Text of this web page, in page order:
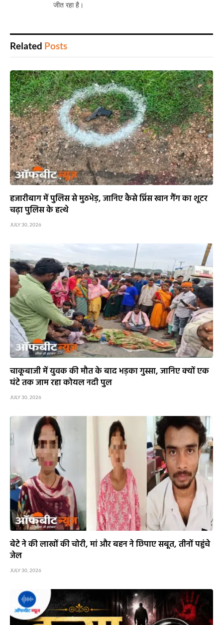
जीत रहा है।
Related Posts
हजारीबाग में पुलिस से मुठभेड़, जानिए कैसे प्रिंस खान गैंग का शूटर
चढ़ा पुलिस के हत्थे
JULY 30, 2026
चाकूबाजी में युवक की मौत के बाद भड़का गुस्सा, जानिए क्यों एक
घंटे तक जाम रहा कोयल नदी पुल
JULY 30, 2026
बेटे ने की लाखों की चोरी, मां और बहन ने छिपाए सबूत, तीनों पहुंचे
जेल
JULY 30, 2026